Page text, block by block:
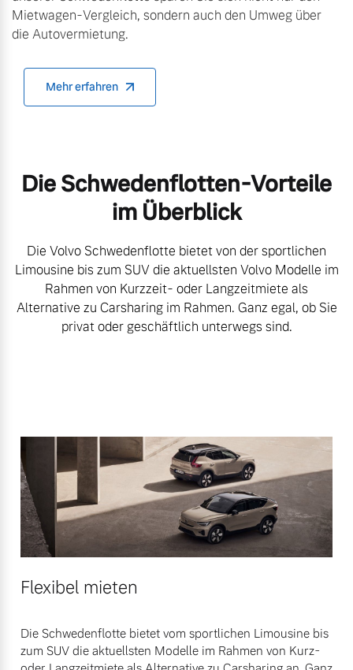
Mietwagen-Vergleich, sondern auch den Umweg über
die Autovermietung.
Mehr erfahren
Die Schwedenflotten-Vorteile
im Überblick
Die Volvo Schwedenflotte bietet von der sportlichen
Limousine bis zum SUV die aktuellsten Volvo Modelle im
Rahmen von Kurzzeit- oder Langzeitmiete als
Alternative zu Carsharing im Rahmen. Ganz egal, ob Sie
privat oder geschäftlich unterwegs sind.
Flexibel mieten
Die Schwedenflotte bietet vom sportlichen Limousine bis
zum SUV die aktuellsten Modelle im Rahmen von Kurz-